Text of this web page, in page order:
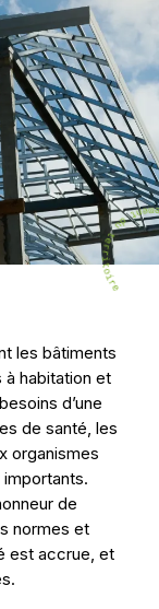
les bâtiments
à habitation et
d’une
de santé, les
organismes
de
normes et
est accrue, et